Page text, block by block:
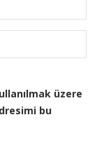
üzere
bu